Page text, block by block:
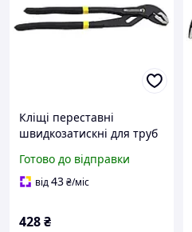
Кліщі переставні
швидкозатискні для труб
Готово до відправки
від43₴/міс
428₴